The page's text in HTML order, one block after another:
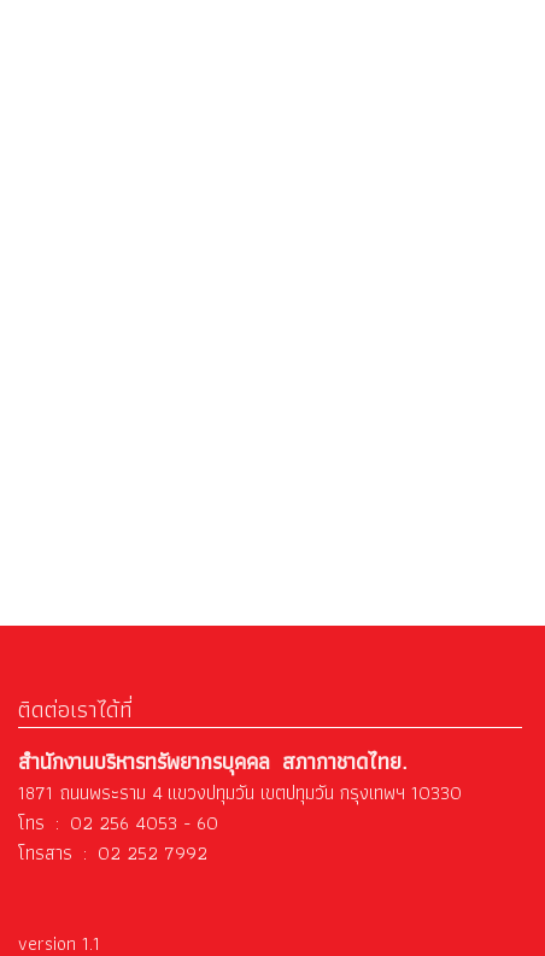
ติดต่อเราได้ที่
สำนักงานบริหารทรัพยากรบุคคล สภากาชาดไทย.
1871 ถนนพระราม 4 แขวงปทุมวัน เขตปทุมวัน กรุงเทพฯ 10330
โทร : 02 256 4053 - 60
โทรสาร : 02 252 7992
version 1.1